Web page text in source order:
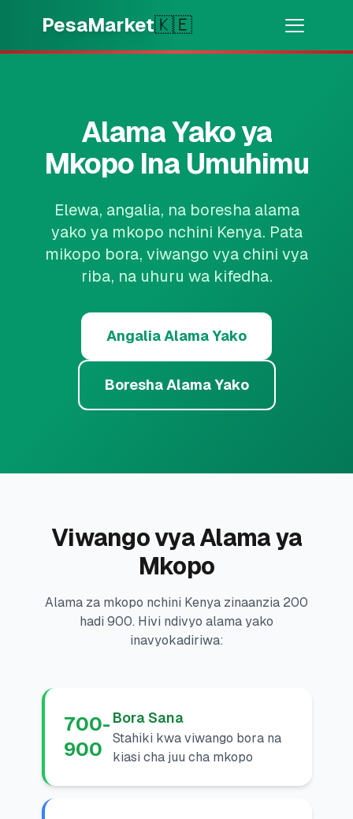
PesaMarket🇰🇪
CHAGUA NCHI
🇰🇪Kenya
💳BIDHAA
Pata Mkopo
Kadi za Mkopo
Mikopo ya Kibinafsi
Mikopo ya Simu
ZANA NA RASILIMALI
🔐Hazina ya Mikopo
Tuma Pesa
Vikokotoo
📰Blogu
Alama Yako ya
Mkopo Ina Umuhimu
Elewa, angalia, na boresha alama
yako ya mkopo nchini Kenya. Pata
mikopo bora, viwango vya chini vya
riba, na uhuru wa kifedha.
Angalia Alama Yako
Boresha Alama Yako
Viwango vya Alama ya
Mkopo
Alama za mkopo nchini Kenya zinaanzia 200
hadi 900. Hivi ndivyo alama yako
inavyokadiriwa:
700-
900
Bora Sana
Stahiki kwa viwango bora na
kiasi cha juu cha mkopo